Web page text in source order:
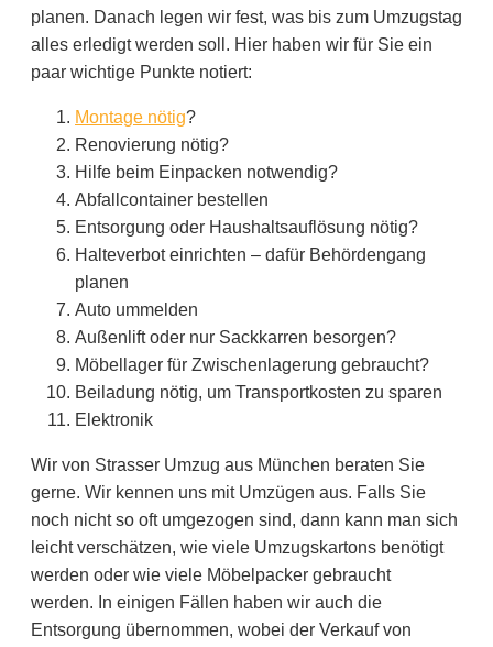
planen. Danach legen wir fest, was bis zum Umzugstag
alles erledigt werden soll. Hier haben wir für Sie ein
paar wichtige Punkte notiert:
Montage nötig?
Renovierung nötig?
Hilfe beim Einpacken notwendig?
Abfallcontainer bestellen
Entsorgung oder Haushaltsauflösung nötig?
Halteverbot einrichten – dafür Behördengang
planen
Auto ummelden
Außenlift oder nur Sackkarren besorgen?
Möbellager für Zwischenlagerung gebraucht?
Beiladung nötig, um Transportkosten zu sparen
Elektronik
Wir von Strasser Umzug aus München beraten Sie
gerne. Wir kennen uns mit Umzügen aus. Falls Sie
noch nicht so oft umgezogen sind, dann kann man sich
leicht verschätzen, wie viele Umzugskartons benötigt
werden oder wie viele Möbelpacker gebraucht
werden. In einigen Fällen haben wir auch die
Entsorgung übernommen, wobei der Verkauf von